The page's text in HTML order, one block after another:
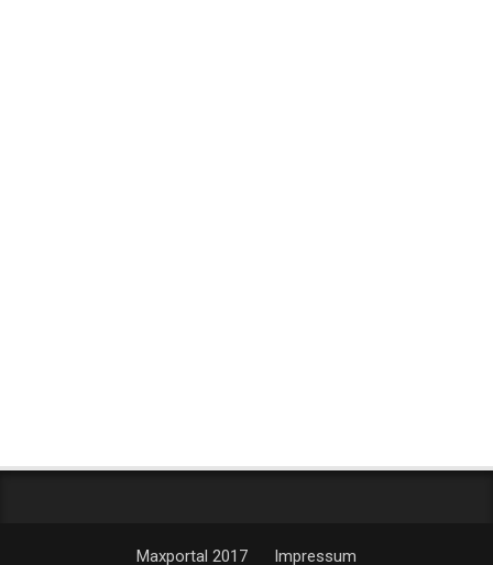
Maxportal 2017 Impressum